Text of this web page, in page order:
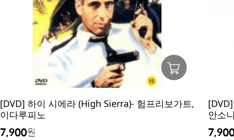
[DVD] 하이 시에라 (High Sierra)- 험프리보가트,
이다루피노
7,900원
안소